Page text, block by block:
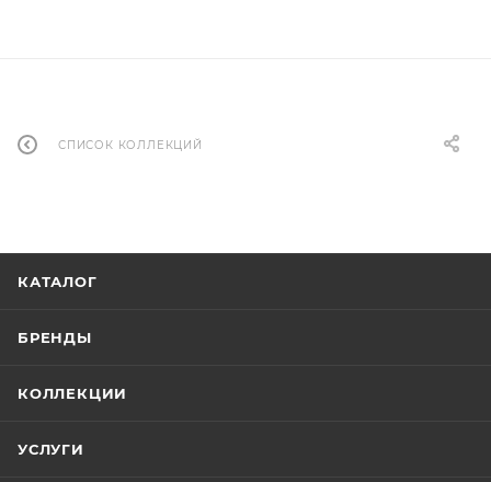
СПИСОК КОЛЛЕКЦИЙ
КАТАЛОГ
БРЕНДЫ
КОЛЛЕКЦИИ
УСЛУГИ